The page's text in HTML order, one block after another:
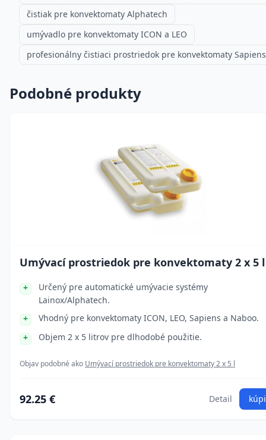
čistiak pre konvektomaty Alphatech
umývadlo pre konvektomaty ICON a LEO
profesionálny čistiaci prostriedok pre konvektomaty Sapiens
Podobné produkty
Umývací prostriedok pre konvektomaty 2 x 5 l
Určený pre automatické umývacie systémy
Lainox/Alphatech.
Vhodný pre konvektomaty ICON, LEO, Sapiens a Naboo.
Objem 2 x 5 litrov pre dlhodobé použitie.
Objav podobné ako Umývací prostriedok pre konvektomaty 2 x 5 l
92.25 € Detail